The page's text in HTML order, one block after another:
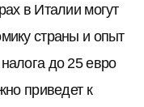
в Италии могут
страны и опыт
до 25 евро
приведет к